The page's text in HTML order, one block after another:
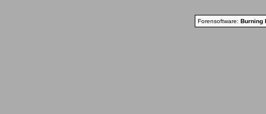
Forensoftware: Burning